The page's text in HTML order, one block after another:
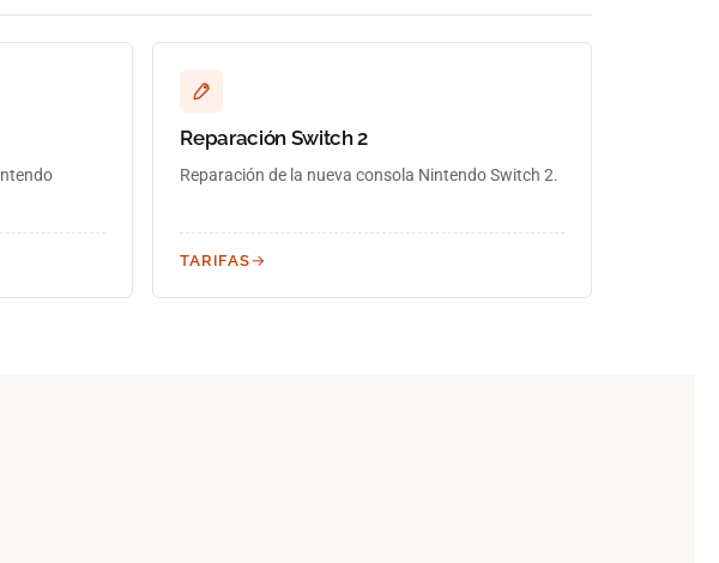
Reparación Switch 2
Reparación de la nueva consola Nintendo Switch 2.
TARIFAS